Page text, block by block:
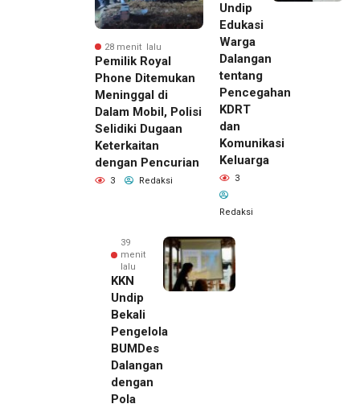
28 menit lalu
Pemilik Royal
Phone Ditemukan
Meninggal di
Dalam Mobil, Polisi
Selidiki Dugaan
Keterkaitan
dengan Pencurian
3 Redaksi
Undip
Edukasi
Warga
Dalangan
tentang
Pencegahan
KDRT
dan
Komunikasi
Keluarga
3
Redaksi
39
menit
lalu
KKN
Undip
Bekali
Pengelola
BUMDes
Dalangan
dengan
Pola